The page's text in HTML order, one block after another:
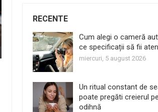
RECENTE
Cum alegi o cameră
ce specificații să fii
miercuri, 5 august 2026
Un ritual constant de
poate pregăti creierul
odihnă